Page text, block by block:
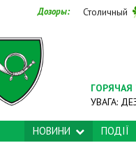
Дозоры: Столичный
УВАГА:
НОВИНИ ПОДІЇ